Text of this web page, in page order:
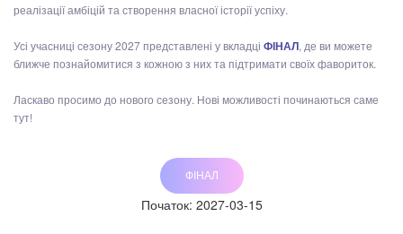
реалізації амбіцій та створення власної історії успіху.
Усі учасниці сезону 2027 представлені у вкладці ФІНАЛ, де ви можете
ближче познайомитися з кожною з них та підтримати своїх фавориток.
Ласкаво просимо до нового сезону. Нові можливості починаються саме
тут!
ФІНАЛ
Початок: 2027-03-15